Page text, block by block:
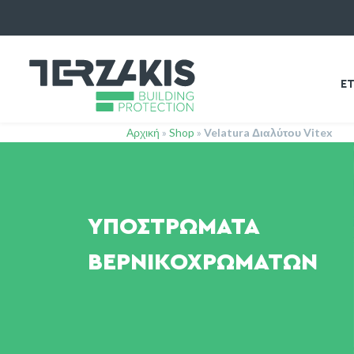
Αρχική » Shop » Velatura Διαλύτου Vitex
ΥΠΟΣΤΡΏΜΑΤΑ
ΒΕΡΝΙΚΟΧΡΩΜΆΤΩΝ